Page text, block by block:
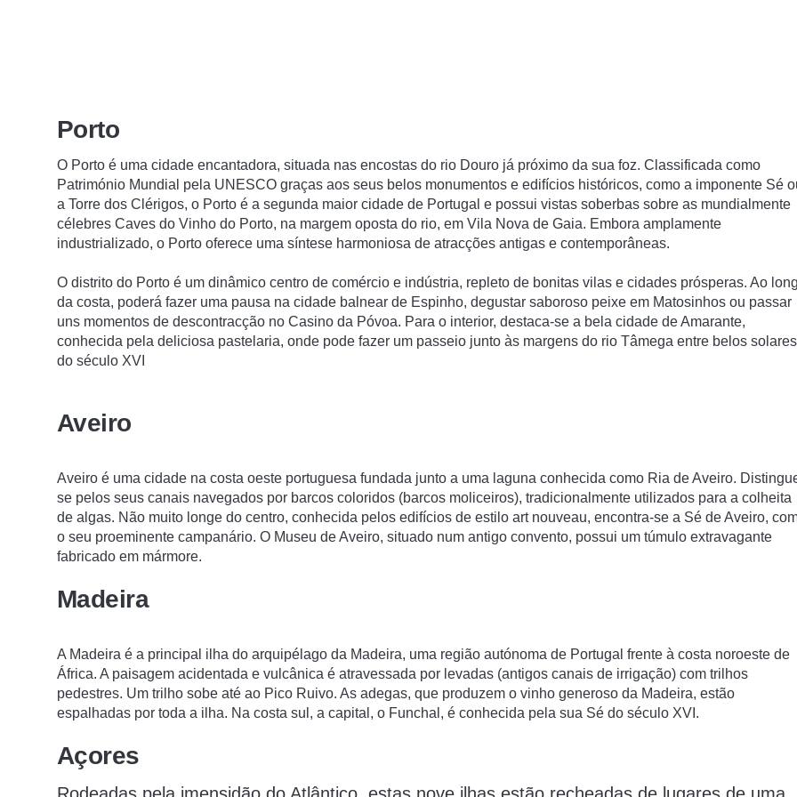
Porto
O Porto é uma cidade encantadora, situada nas encostas do rio Douro já próximo da sua foz. Classificada como
Património Mundial pela UNESCO graças aos seus belos monumentos e edifícios históricos, como a imponente Sé
a Torre dos Clérigos, o Porto é a segunda maior cidade de Portugal e possui vistas soberbas sobre as mundialmente
célebres Caves do Vinho do Porto, na margem oposta do rio, em Vila Nova de Gaia. Embora amplamente
industrializado, o Porto oferece uma síntese harmoniosa de atracções antigas e contemporâneas.
O distrito do Porto é um dinâmico centro de comércio e indústria, repleto de bonitas vilas e cidades prósperas. Ao
da costa, poderá fazer uma pausa na cidade balnear de Espinho, degustar saboroso peixe em Matosinhos ou passar
uns momentos de descontracção no Casino da Póvoa. Para o interior, destaca-se a bela cidade de Amarante,
conhecida pela deliciosa pastelaria, onde pode fazer um passeio junto às margens do rio Tâmega entre belos solares
do século XVI
Aveiro
Aveiro é uma cidade na costa oeste portuguesa fundada junto a uma laguna conhecida como Ria de Aveiro.
se pelos seus canais navegados por barcos coloridos (barcos moliceiros), tradicionalmente utilizados para a colheita
de algas. Não muito longe do centro, conhecida pelos edifícios de estilo art nouveau, encontra-se a Sé de Aveiro,
o seu proeminente campanário. O Museu de Aveiro, situado num antigo convento, possui um túmulo extravagante
fabricado em mármore.
Madeira
A Madeira é a principal ilha do arquipélago da Madeira, uma região autónoma de Portugal frente à costa noroeste de
África. A paisagem acidentada e vulcânica é atravessada por levadas (antigos canais de irrigação) com trilhos
pedestres. Um trilho sobe até ao Pico Ruivo. As adegas, que produzem o vinho generoso da Madeira, estão
espalhadas por toda a ilha. Na costa sul, a capital, o Funchal, é conhecida pela sua Sé do século XVI.
Açores